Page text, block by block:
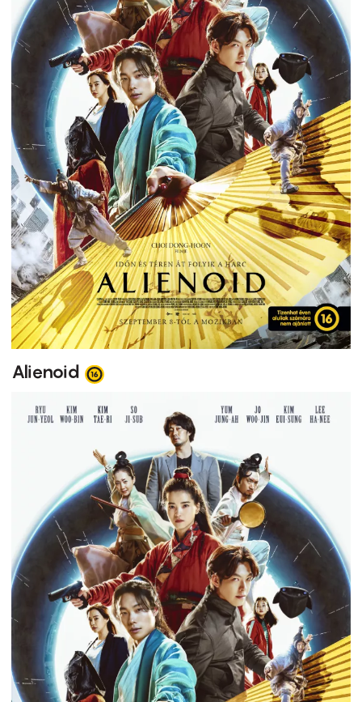
Alienoid